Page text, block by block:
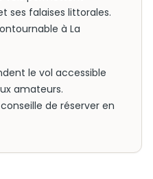
ses falaises littorales.
à La
le vol accessible
amateurs.
de réserver en